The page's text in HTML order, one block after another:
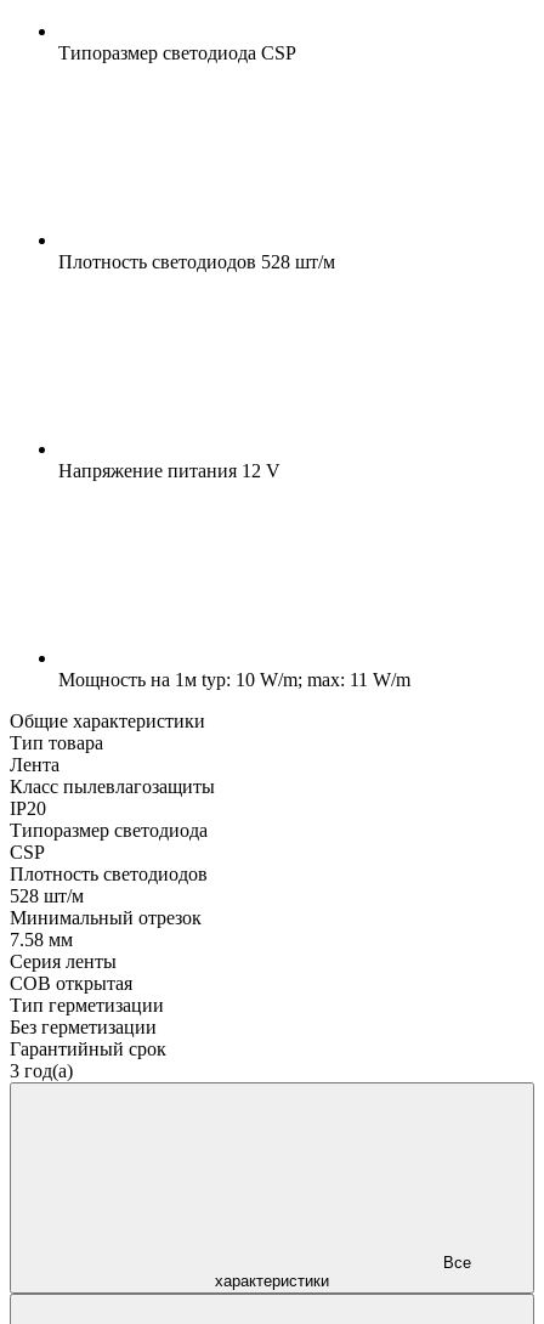
Типоразмер светодиода CSP
Плотность светодиодов 528 шт/м
Напряжение питания 12 V
Мощность на 1м typ: 10 W/m; max: 11 W/m
Общие характеристики
Тип товара
Лента
Класс пылевлагозащиты
IP20
Типоразмер светодиода
CSP
Плотность светодиодов
528 шт/м
Минимальный отрезок
7.58 мм
Серия ленты
COB открытая
Тип герметизации
Без герметизации
Гарантийный срок
3 год(а)
характеристики